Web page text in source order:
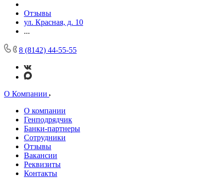
Отзывы
ул. Красная, д. 10
...
8 (8142) 44-55-55
О Компании
О компании
Генподрядчик
Банки-партнеры
Сотрудники
Отзывы
Вакансии
Реквизиты
Контакты